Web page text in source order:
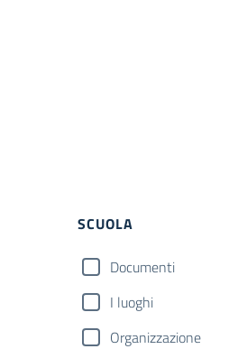
Filtri
SCUOLA
Documenti
I luoghi
Organizzazione